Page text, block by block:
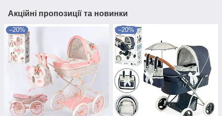
Акційні пропозиції та новинки
–20% –20%